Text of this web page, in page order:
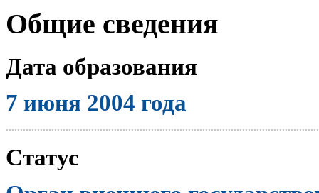
Общие сведения
Дата образования
7 июня 2004 года
Статус